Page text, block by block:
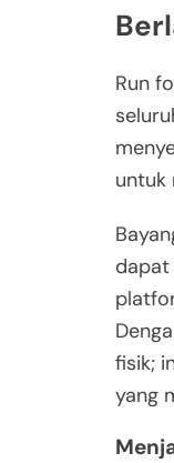
Run
untuk
dapat
fisik;
yang